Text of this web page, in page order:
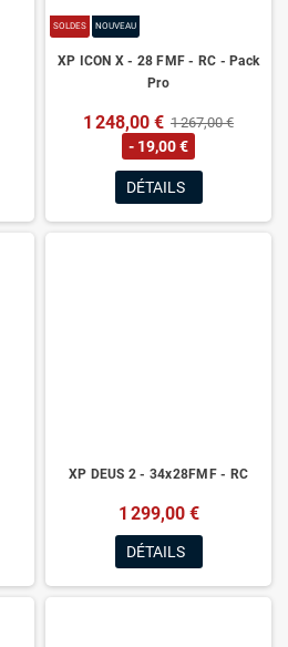
SOLDES NOUVEAU
XP ICON X - 28 FMF - RC - Pack
Pro
1 248,00 € 1 267,00 €
- 19,00 €
DÉTAILS
XP DEUS 2 - 34x28FMF - RC
1 299,00 €
DÉTAILS